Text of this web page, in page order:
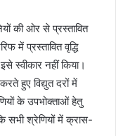
की ओर से प्रस्तावित
में प्रस्तावित वृद्धि
स्वीकार नहीं किया।
हुए विद्युत दरों में
के उपभोक्ताओं हेतु
सभी श्रेणियों में क्रास-